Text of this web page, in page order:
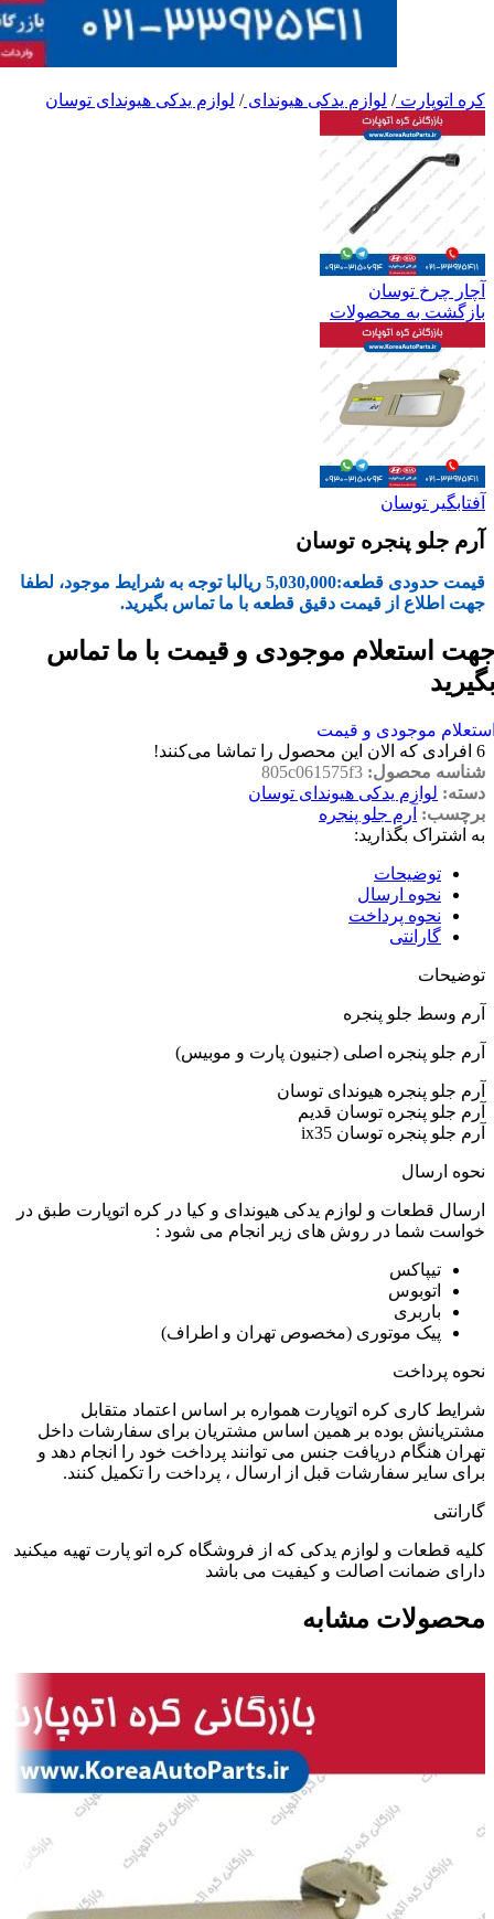
کره اتوپارت/ لوازم یدکی هیوندای/ لوازم یدکی هیوندای توسان
آچار چرخ توسان
بازگشت به محصولات
آفتابگیر توسان
آرم جلو پنجره توسان
قیمت حدودی قطعه:5,030,000 ریالبا توجه به شرایط موجود، لطفا
جهت اطلاع از قیمت دقیق قطعه با ما تماس بگیرید.
استعلام موجودی و قیمت با ما تماس
موجودی و قیمت
6 افرادی که الان این محصول را تماشا می‌کنند!
شناسه محصول: 805c061575f3
دسته: لوازم یدکی هیوندای توسان
برچسب: آرم جلو پنجره
به اشتراک بگذارید:
توضیحات
نحوه ارسال
نحوه پرداخت
گارانتی
توضیحات
آرم وسط جلو پنجره
آرم جلو پنجره اصلی (جنیون پارت و موبیس)
آرم جلو پنجره هیوندای توسان
آرم جلو پنجره توسان قدیم
آرم جلو پنجره توسان ix35
نحوه ارسال
ارسال قطعات و لوازم یدکی هیوندای و کیا در کره اتوپارت طبق در
خواست شما در روش های زیر انجام می شود :
تیپاکس
اتوبوس
باربری
پیک موتوری (مخصوص تهران و اطراف)
نحوه پرداخت
شرایط کاری کره اتوپارت همواره بر اساس اعتماد متقابل
مشتریانش بوده بر همین اساس مشتریان برای سفارشات داخل
تهران هنگام دریافت جنس می توانند پرداخت خود را انجام دهد و
برای سایر سفارشات قبل از ارسال ، پرداخت را تکمیل کنند.
گارانتی
کلیه قطعات و لوازم یدکی که از فروشگاه کره اتو پارت تهیه میکنید
دارای ضمانت اصالت و کیفیت می باشد
محصولات مشابه